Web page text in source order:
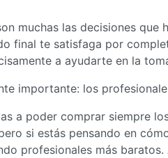
muchas las decisiones que
final te satisfaga por
a ayudarte en la
importante: los
a poder comprar siempre
si estás pensando en
profesionales más